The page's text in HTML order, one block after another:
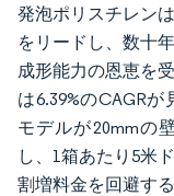
発泡ポリスチレン
をリードし、数十
成形能力の恩恵を
は6.39%のCAGR
モデルが20mmの
し、1箱あたり5米
割増料金を回避す